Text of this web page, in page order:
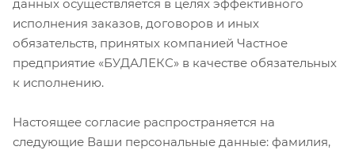
данных осуществляется в целях эффективного
исполнения заказов, договоров и иных
обязательств, принятых компанией Частное
предприятие «БУДАЛЕКС» в качестве обязательных
к исполнению.
Настоящее согласие распространяется на
следующие Ваши персональные данные: фамилия,